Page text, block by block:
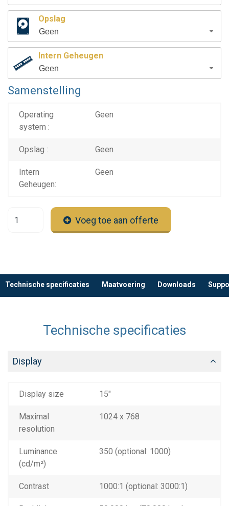
Opslag
Geen
Intern Geheugen
Geen
Samenstelling
Operating
system :
Geen
Opslag : Geen
Intern
Geheugen:
Geen
Voeg toe aan offerte
Technische specificaties Maatvoering Downloads
Technische specificaties
Display
Display size 15"
Maximal
resolution
1024 x 768
Luminance
(cd/m²)
350 (optional: 1000)
Contrast 1000:1 (optional: 3000:1)